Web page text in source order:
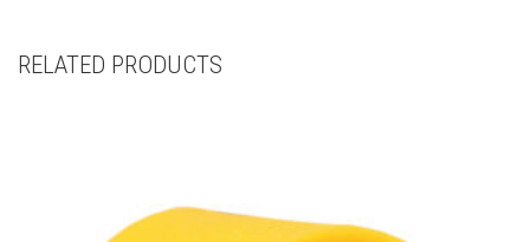
RELATED PRODUCTS